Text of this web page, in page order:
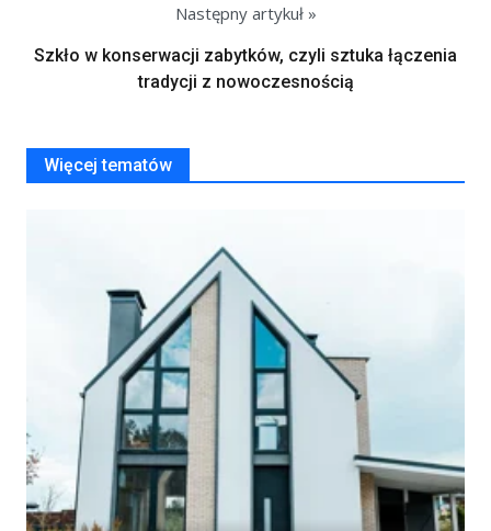
Następny artykuł »
Szkło w konserwacji zabytków, czyli sztuka łączenia
tradycji z nowoczesnością
Więcej tematów